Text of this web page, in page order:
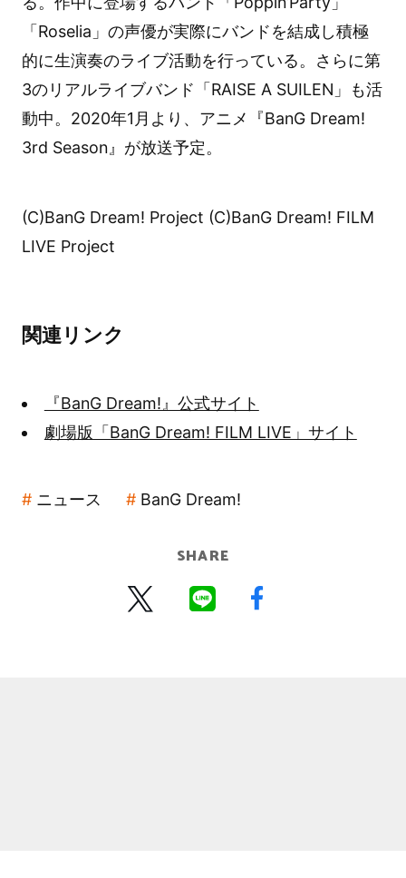
「Roselia」の声優が実際にバンドを結成し積極
的に生演奏のライブ活動を行っている。さらに第
3のリアルライブバンド「RAISE A SUILEN」も活
動中。2020年1月より、アニメ『BanG Dream!
3rd Season』が放送予定。
(C)BanG Dream! Project (C)BanG Dream! FILM
LIVE Project
関連リンク
『BanG Dream!』公式サイト
劇場版「BanG Dream! FILM LIVE」サイト
ニュース BanG Dream!
SHARE